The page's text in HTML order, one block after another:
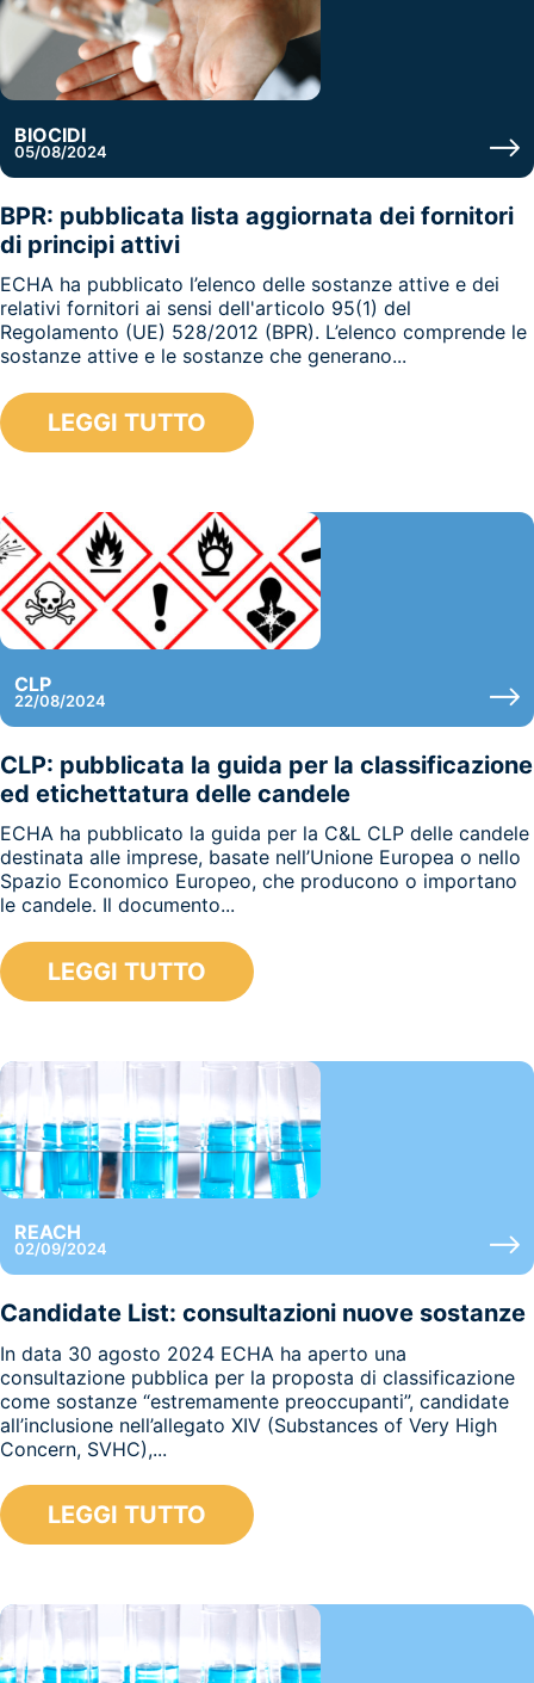
BIOCIDI
05/08/2024
BPR: pubblicata lista aggiornata dei fornitori
di principi attivi
ECHA ha pubblicato l’elenco delle sostanze attive e dei
relativi fornitori ai sensi dell'articolo 95(1) del
Regolamento (UE) 528/2012 (BPR). L’elenco comprende le
sostanze attive e le sostanze che generano...
LEGGI TUTTO
CLP
22/08/2024
CLP: pubblicata la guida per la classificazione
ed etichettatura delle candele
ECHA ha pubblicato la guida per la C&L CLP delle candele
destinata alle imprese, basate nell’Unione Europea o nello
Spazio Economico Europeo, che producono o importano
le candele. Il documento...
LEGGI TUTTO
REACH
02/09/2024
Candidate List: consultazioni nuove sostanze
In data 30 agosto 2024 ECHA ha aperto una
consultazione pubblica per la proposta di classificazione
come sostanze “estremamente preoccupanti”, candidate
all’inclusione nell’allegato XIV (Substances of Very High
Concern, SVHC),...
LEGGI TUTTO